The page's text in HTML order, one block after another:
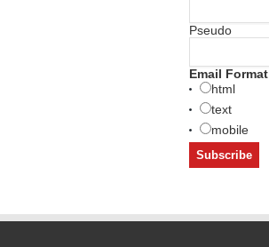
Pseudo
Email Format
html
text
mobile